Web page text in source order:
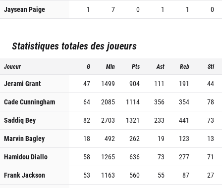
Jaysean Paige
1 7 0 1 1 0
Statistiques totales des joueurs
Joueur G Min Pts Ast Reb Stl
Jerami Grant 47 1499 904 111 191
44
Cade Cunningham
64 2085 1114 356 354
78
Saddiq Bey
82 2703 1321 233 441
73
Marvin Bagley
18 492 262 19 123
13
Hamidou Diallo
58 1265 636 73 277
71
Frank Jackson
53 1163 560 55 87
27